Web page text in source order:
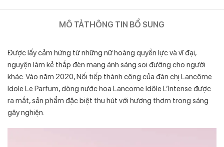
MÔ TẢTHÔNG TIN BỔ SUNG
Được lấy cảm hứng từ những nữ hoàng quyền lực và vĩ đại,
nguyện làm kẻ thắp đèn mang ánh sáng soi đường cho người
khác. Vào năm 2020, Nối tiếp thành công của đàn chị Lancôme
Idole Le Parfum, dòng nước hoa Lancome Idôle L’Intense được
ra mắt, sản phẩm đặc biệt thu hút với hương thơm trong sáng
gây nghiện.